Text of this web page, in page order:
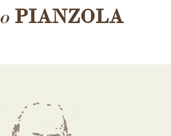
PIANZOLA